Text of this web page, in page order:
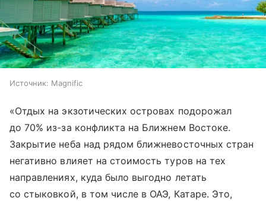
Источник: Magnific
«Отдых на экзотических островах подорожал
до 70% из-за конфликта на Ближнем Востоке.
Закрытие неба над рядом ближневосточных стран
негативно влияет на стоимость туров на тех
направлениях, куда было выгодно летать
со стыковкой, в том числе в ОАЭ, Катаре. Это,